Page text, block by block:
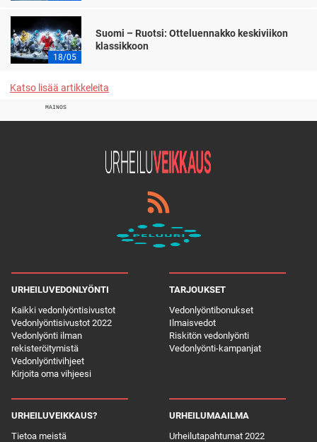
18/05
Suomi – Ruotsi: Otteluennakko keskiviikon
klassikkoon
Katso lisää artikkeleita
MAINOS
URHEILUVEDONLYÖNTI
Kaikki vedonlyöntisivustot
Vedonlyöntisivustot 2022
Vedonlyönti ilman
rekisteröitymistä
Vedonlyöntivihjeet
Kirjoita oma vihjeesi
TARJOUKSET
Vedonlyöntibonukset
Ilmaisvedot
Riskitön vedonlyönti
Vedonlyönti-kampanjat
URHEILUVEIKKAUS?
Tietoa meistä
URHEILUMAAILMA
Urheilutapahtumat 2022